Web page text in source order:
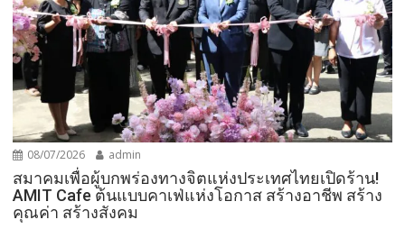
08/07/2026 admin
สมาคมเพื่อผู้บกพร่องทางจิตแห่งประเทศไทยเปิดร้าน!
AMIT Cafe ต้นแบบคาเฟ่แห่งโอกาส สร้างอาชีพ สร้าง
คุณค่า สร้างสังคม